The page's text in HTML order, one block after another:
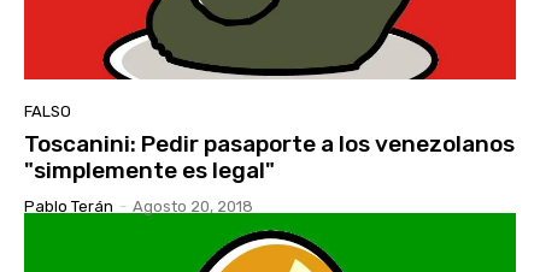
FALSO
Toscanini: Pedir pasaporte a los venezolanos
"simplemente es legal"
Pablo Terán - Agosto 20, 2018